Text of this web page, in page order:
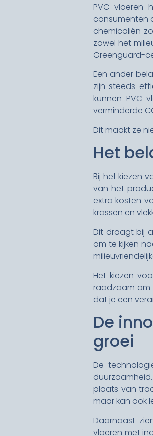
PVC vloeren
consumenten
chemicaliën
zowel het
Greenguard-
Een ander
zijn steeds
kunnen PVC
verminderde
Dit maakt ze
Het
Bij het kiezen
van het
extra kosten
krassen en
Dit draagt bij
om te kijken
Het kiezen
raadzaam om
dat je een
De
groei
De
plaats van
maar kan ook
Daarnaast
vloeren met